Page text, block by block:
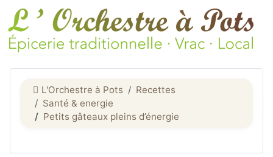
L'Orchestre à Pots
Recettes
Santé & energie
Petits gâteaux pleins d’énergie